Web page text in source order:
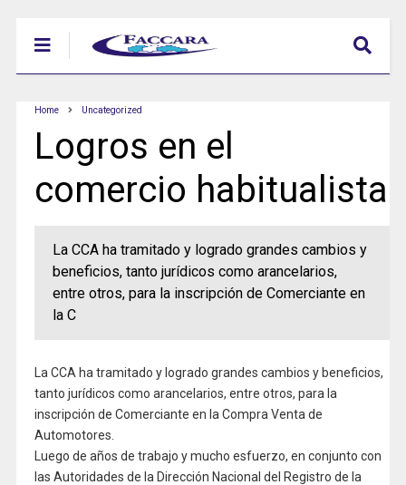
Home Uncategorized
Logros en el
comercio habitualista
La CCA ha tramitado y logrado grandes cambios y
beneficios, tanto jurídicos como arancelarios,
entre otros, para la inscripción de Comerciante en
la C
La CCA ha tramitado y logrado grandes cambios y beneficios,
tanto jurídicos como arancelarios, entre otros, para la
inscripción de Comerciante en la Compra Venta de
Automotores.
Luego de años de trabajo y mucho esfuerzo, en conjunto con
las Autoridades de la Dirección Nacional del Registro de la